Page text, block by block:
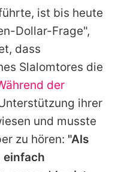
ist bis heute
Dollar-Frage",
dass
Slalomtores die
der
ihrer
und musste
zu hören: "Als
einfach